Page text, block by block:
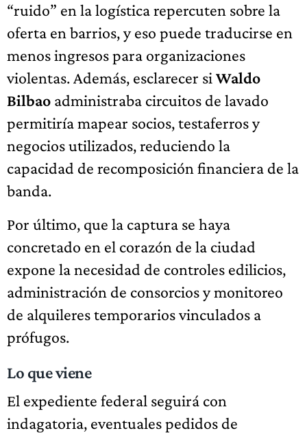
“ruido” en la logística repercuten sobre la
oferta en barrios, y eso puede traducirse en
menos ingresos para organizaciones
violentas. Además, esclarecer si Waldo
Bilbao administraba circuitos de lavado
permitiría mapear socios, testaferros y
negocios utilizados, reduciendo la
capacidad de recomposición financiera de la
banda.
Por último, que la captura se haya
concretado en el corazón de la ciudad
expone la necesidad de controles edilicios,
administración de consorcios y monitoreo
de alquileres temporarios vinculados a
prófugos.
Lo que viene
El expediente federal seguirá con
indagatoria, eventuales pedidos de